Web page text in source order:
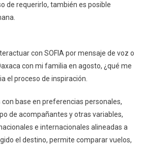
de requerirlo, también es posible
con SOFIA por mensaje de voz o
con mi familia en agosto, ¿qué me
el proceso de inspiración.
con base en preferencias personales,
de acompañantes y otras variables,
e internacionales alineadas a
el destino, permite comparar vuelos,